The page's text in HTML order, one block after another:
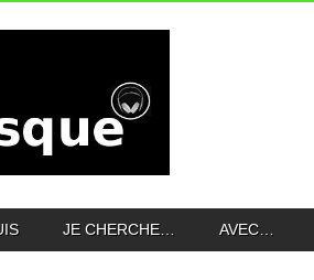
JE CHERCHE… AVEC…